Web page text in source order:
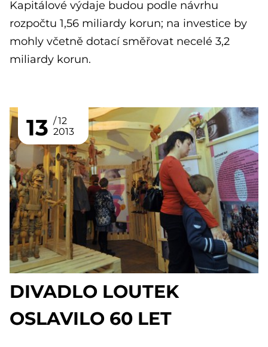
Kapitálové výdaje budou podle návrhu
rozpočtu 1,56 miliardy korun; na investice by
mohly včetně dotací směřovat necelé 3,2
miliardy korun.
13
12
2013
DIVADLO LOUTEK
OSLAVILO 60 LET